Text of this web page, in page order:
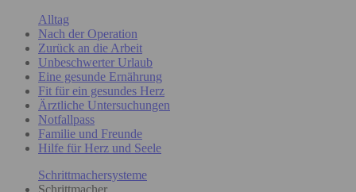
Alltag
Nach der Operation
Zurück an die Arbeit
Unbeschwerter Urlaub
Eine gesunde Ernährung
Fit für ein gesundes Herz
Ärztliche Untersuchungen
Notfallpass
Familie und Freunde
Hilfe für Herz und Seele
Schrittmachersysteme
Schrittmacher